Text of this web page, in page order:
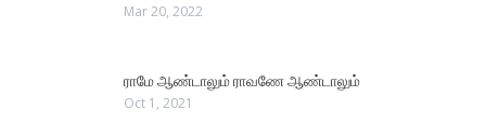
Mar 20, 2022
ராமே ஆண்டாலும் ராவணே ஆண்டாலும்
Oct 1, 2021